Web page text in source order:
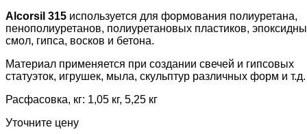
Alcorsil 315 используется для формования полиуретана,
пенополиуретанов, полиуретановых пластиков,
смол, гипса, восков и бетона.
Материал применяется при создании свечей и гипсовых
статуэток, игрушек, мыла, скульптур различных форм и т.д.
Расфасовка, кг: 1,05 кг, 5,25 кг
Уточните цену